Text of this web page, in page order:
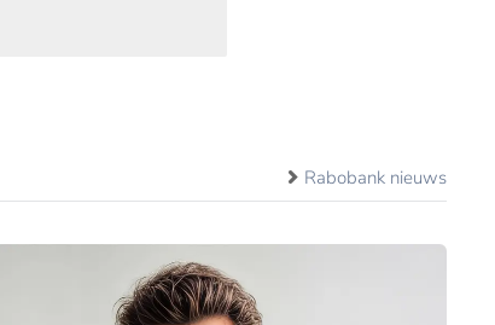
Rabobank nieuws